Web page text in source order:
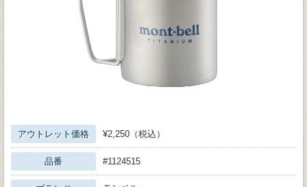
アウトレット価格 ¥2,250（税込）
品番 #1124515